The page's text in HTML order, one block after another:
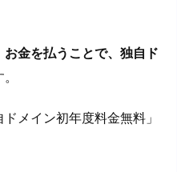
お金を払うことで、独自ド
メイン初年度料金無料」